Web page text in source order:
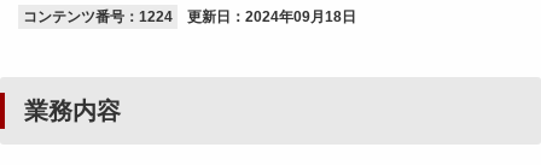
コンテンツ番号：1224 更新日： 2024年09月18日
業務内容